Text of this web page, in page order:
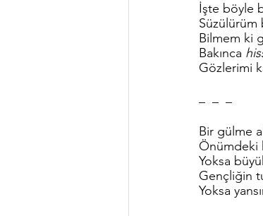
İşte böyle
Süzülürüm
Bilmem ki
Bakınca
Gözlerimi
Bir gülme
Önümdeki
Yoksa
Gençliğin
Yoksa